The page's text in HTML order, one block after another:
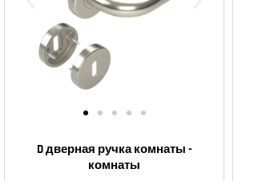
D дверная ручка комнаты -
комнаты